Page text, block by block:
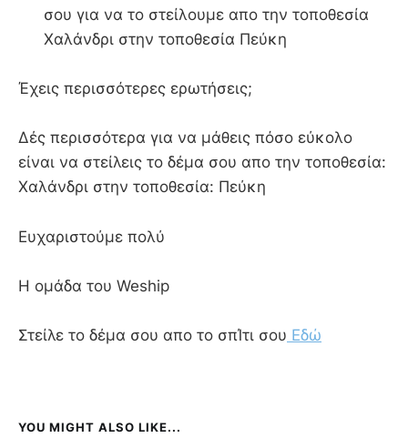
σου για να το στείλουμε απο την τοποθεσία
Χαλάνδρι στην τοποθεσία Πεύκη
Έχεις περισσότερες ερωτήσεις;
Δές περισσότερα για να μάθεις πόσο εύκολο
είναι να στείλεις το δέμα σου απο την τοποθεσία:
Χαλάνδρι στην τοποθεσία: Πεύκη
Ευχαριστούμε πολύ
Η ομάδα του Weship
Στείλε το δέμα σου απο το σπΊτι σου Εδώ
YOU MIGHT ALSO LIKE...